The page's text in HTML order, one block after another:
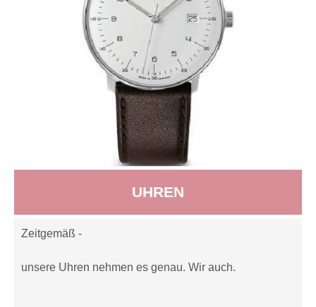
UHREN
Zeitgemäß -
unsere Uhren nehmen es genau. Wir auch.